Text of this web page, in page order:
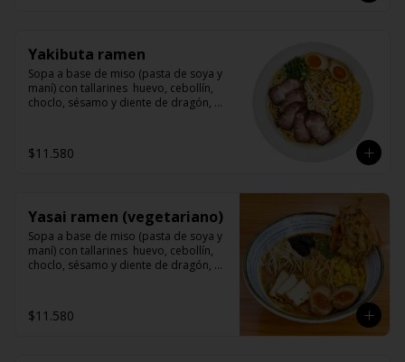
Yakibuta ramen
Sopa a base de miso (pasta de soya y
maní) con tallarines  huevo, cebollín,
choclo, sésamo y diente de dragón,
$11.580
Yasai ramen (vegetariano)
Sopa a base de miso (pasta de soya y
maní) con tallarines  huevo, cebollín,
choclo, sésamo y diente de dragón,
$11.580